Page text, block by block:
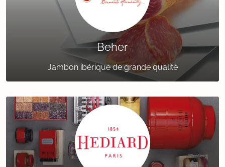
Beher
Jambon ibérique de grande qualité